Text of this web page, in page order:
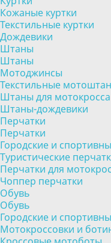
Кожаные куртки
Текстильные куртки
Дождевики
Штаны
Штаны
Мотоджинсы
Текстильные
Штаны для
Штаны-дождевики
Перчатки
Перчатки
Городские и
Туристические
Перчатки для
Чоппер перчатки
Обувь
Обувь
Городские и
Мотокроссовки и